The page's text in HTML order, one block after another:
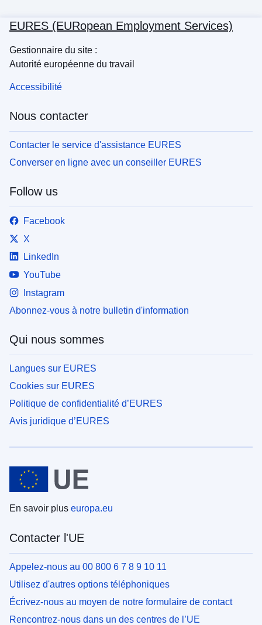
EURES (EURopean Employment Services)
Gestionnaire du site :
Autorité européenne du travail
Accessibilité
Nous contacter
Contacter le service d'assistance EURES
Converser en ligne avec un conseiller EURES
Follow us
Facebook
X
LinkedIn
YouTube
Instagram
Abonnez-vous à notre bulletin d'information
Qui nous sommes
Langues sur EURES
Cookies sur EURES
Politique de confidentialité d’EURES
Avis juridique d’EURES
En savoir plus europa.eu
Contacter l'UE
Appelez-nous au 00 800 6 7 8 9 10 11
Utilisez d'autres options téléphoniques
Écrivez-nous au moyen de notre formulaire de contact
Rencontrez-nous dans un des centres de l’UE